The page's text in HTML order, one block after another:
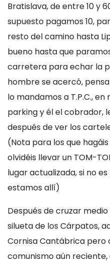
Bratislava, de entre 10 y
supuesto pagamos 10,
resto del camino hasta
bueno hasta que
carretera para echar la
hombre se acercó,
lo mandamos a T.P.C.,
parking y él el cobrador,
después de ver los
(Nota para los que
olvidéis llevar un TOM-
lugar actualizada, si no
estamos allí)
Después de cruzar
silueta de los Cárpatos,
Cornisa Cantábrica pero
comunismo aún reciente,